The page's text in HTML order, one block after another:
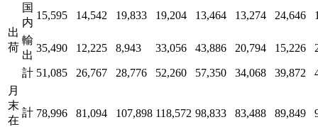
出
荷
国
内
15,595 14,542 19,833 19,204 13,464 13,274 24,646
輸
出
35,490 12,225 8,943 33,056 43,886 20,794 15,226
計 51,085 26,767 28,776 52,260 57,350 34,068 39,872
月
末
在
計 78,996 81,094 107,898 118,572 98,833 83,488 89,849